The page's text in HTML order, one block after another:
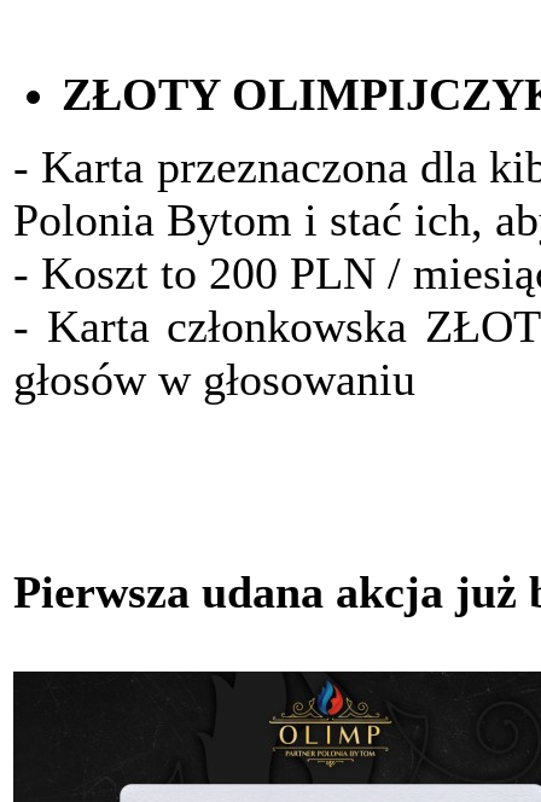
ZŁOTY
- Karta przeznaczona dla
Polonia Bytom i stać ich,
- Koszt to 200 PLN /
- Karta członkowska
głosów w głosowaniu
Pierwsza udana akcja już